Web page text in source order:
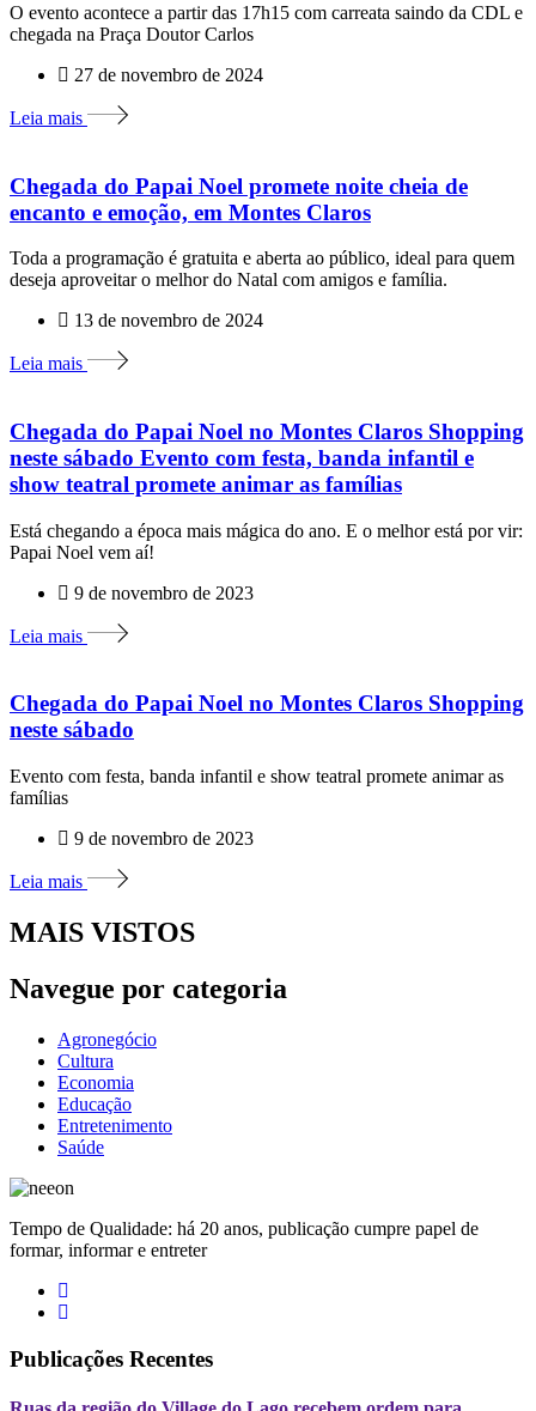
O evento acontece a partir das 17h15 com carreata saindo da CDL e
chegada na Praça Doutor Carlos
27 de novembro de 2024
Leia mais
Chegada do Papai Noel promete noite cheia de
encanto e emoção, em Montes Claros
Toda a programação é gratuita e aberta ao público, ideal para quem
deseja aproveitar o melhor do Natal com amigos e família.
13 de novembro de 2024
Leia mais
Chegada do Papai Noel no Montes Claros Shopping
neste sábado Evento com festa, banda infantil e
show teatral promete animar as famílias
Está chegando a época mais mágica do ano. E o melhor está por vir:
Papai Noel vem aí!
9 de novembro de 2023
Leia mais
Chegada do Papai Noel no Montes Claros Shopping
neste sábado
Evento com festa, banda infantil e show teatral promete animar as
famílias
9 de novembro de 2023
Leia mais
MAIS VISTOS
Navegue por categoria
Agronegócio
Cultura
Economia
Educação
Entretenimento
Saúde
Tempo de Qualidade: há 20 anos, publicação cumpre papel de
formar, informar e entreter
Publicações Recentes